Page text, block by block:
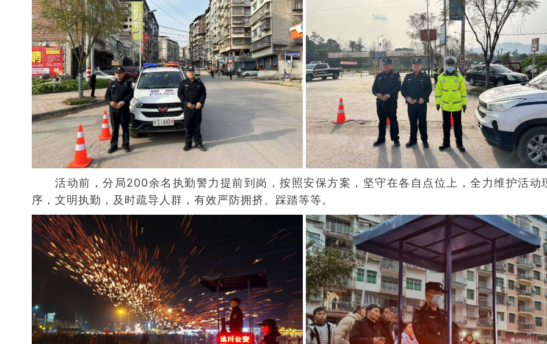
活动前，分局200余名执勤警力提前到岗，按照安保方案，坚守在各自点位上，全力维护活动
序，文明执勤，及时疏导人群，有效严防拥挤、踩踏等等。